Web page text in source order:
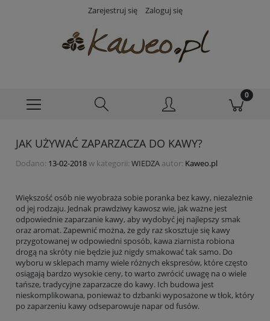
Zarejestruj się Zaloguj się
JAK UŻYWAĆ ZAPARZACZA DO KAWY?
Dodano: 13-02-2018w kategorii: WIEDZA autor: Kaweo.pl
Większość osób nie wyobraża sobie poranka bez kawy, niezależnie
od jej rodzaju. Jednak prawdziwy kawosz wie, jak ważne jest
odpowiednie zaparzanie kawy, aby wydobyć jej najlepszy smak
oraz aromat. Zapewnić można, że gdy raz skosztuje się kawy
przygotowanej w odpowiedni sposób, kawa ziarnista robiona
drogą na skróty nie będzie już nigdy smakować tak samo. Do
wyboru w sklepach mamy wiele różnych ekspresów, które często
osiągają bardzo wysokie ceny, to warto zwrócić uwagę na o wiele
tańsze, tradycyjne zaparzacze do kawy. Ich budowa jest
nieskomplikowana, ponieważ to dzbanki wyposażone w tłok, który
po zaparzeniu kawy odseparowuje napar od fusów.